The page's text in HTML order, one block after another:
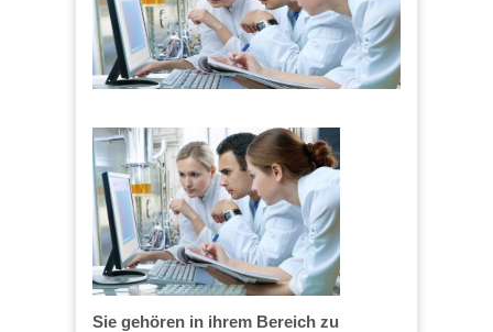
Sie gehören in ihrem Bereich zu